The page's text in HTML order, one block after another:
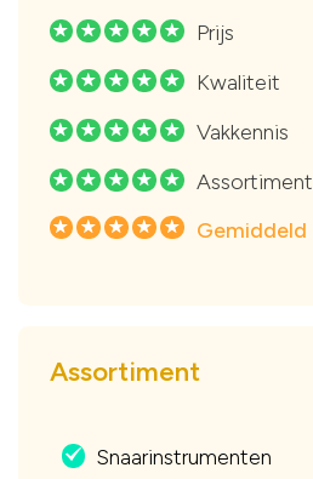
R R R R R Prijs
R R R R R Kwaliteit
R R R R R Vakkennis
R R R R R Assortiment
R R R R R Gemiddeld
Assortiment
. Snaarinstrumenten